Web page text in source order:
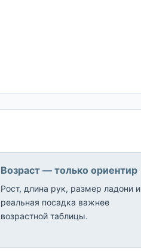
Возраст — только ориентир
Рост, длина рук, размер ладони и
реальная посадка важнее
возрастной таблицы.